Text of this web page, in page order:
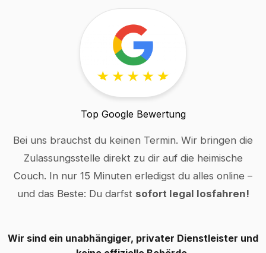
Top Google Bewertung
Bei uns brauchst du keinen Termin. Wir bringen die
Zulassungsstelle direkt zu dir auf die heimische
Couch. In nur 15 Minuten erledigst du alles online –
und das Beste: Du darfst sofort legal losfahren!
Wir sind ein unabhängiger, privater Dienstleister und